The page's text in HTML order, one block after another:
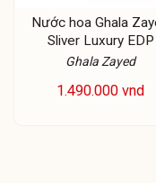
Nước hoa Ghala
Sliver Luxury EDP
Ghala Zayed
1.490.000 vnd